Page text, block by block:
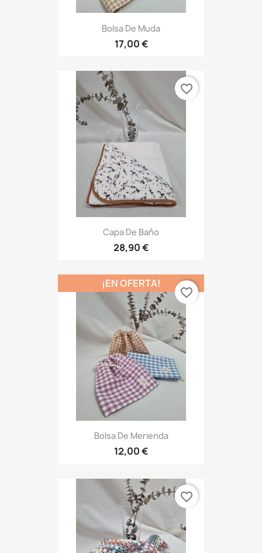
Bolsa De Muda
17,00 €
Capa De Baño
28,90 €
favorite_border
Bolsa De Merienda
12,00 €
¡EN OFERTA!
favorite_border
favorite_border